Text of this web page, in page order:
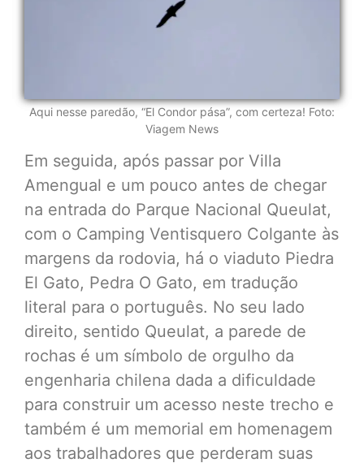
Aqui nesse paredão, “El Condor pása”, com certeza! Foto:
Viagem News
Em seguida, após passar por Villa
Amengual e um pouco antes de chegar
na entrada do Parque Nacional Queulat,
com o Camping Ventisquero Colgante às
margens da rodovia, há o viaduto Piedra
El Gato, Pedra O Gato, em tradução
literal para o português. No seu lado
direito, sentido Queulat, a parede de
rochas é um símbolo de orgulho da
engenharia chilena dada a dificuldade
para construir um acesso neste trecho e
também é um memorial em homenagem
aos trabalhadores que perderam suas